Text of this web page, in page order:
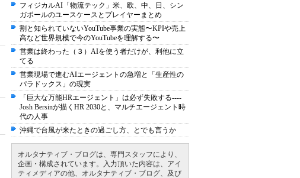
フィジカルAI「物流テック」米、欧、中、日、シン
ガポールのユースケースとプレイヤーまとめ
割と知られていないYouTube事業の実態〜KPIや売上
高など世界規模で今のYouTubeを理解する〜
営業は終わった（３）AIを使う者だけが、利他に立
てる
営業現場で進むAIエージェントの急増と「生産性の
パラドックス」の現実
「巨大な万能HRエージェント」は必ず失敗する----
Josh Bersinが描くHR 2030と、マルチエージェント時
代の人事
沖縄で台風が来たときの過ごし方、とでも言うか
オルタナティブ・ブログは、専門スタッフにより、
企画・構成されています。入力頂いた内容は、アイ
ティメディアの他、オルタナティブ・ブログ、及び